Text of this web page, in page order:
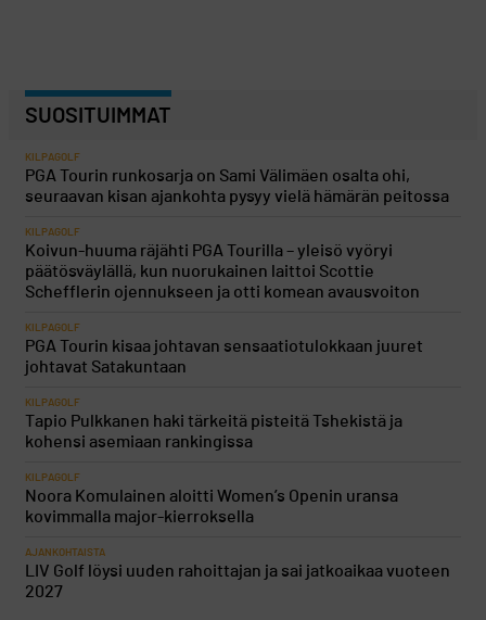
SUOSITUIMMAT
KILPAGOLF
PGA Tourin runkosarja on Sami Välimäen osalta ohi,
seuraavan kisan ajankohta pysyy vielä hämärän peitossa
KILPAGOLF
Koivun-huuma räjähti PGA Tourilla – yleisö vyöryi
päätösväylällä, kun nuorukainen laittoi Scottie
Schefflerin ojennukseen ja otti komean avausvoiton
KILPAGOLF
PGA Tourin kisaa johtavan sensaatiotulokkaan juuret
johtavat Satakuntaan
KILPAGOLF
Tapio Pulkkanen haki tärkeitä pisteitä Tshekistä ja
kohensi asemiaan rankingissa
KILPAGOLF
Noora Komulainen aloitti Women’s Openin uransa
kovimmalla major-kierroksella
AJANKOHTAISTA
LIV Golf löysi uuden rahoittajan ja sai jatkoaikaa vuoteen
2027